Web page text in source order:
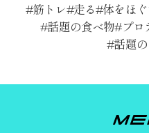
筋トレ 走る 体をほ
話題の食べ物 プロ
話題